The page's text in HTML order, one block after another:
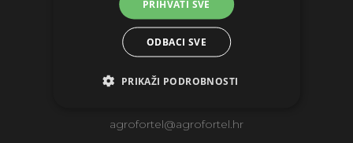
AGROFORTEL, S.R.O.
Slatinska 7
10360 Zagreb-Sesvete
agrofortel@agrofortel.hr
PRIHVATI SVE
ODBACI SVE
PRIKAŽI PODROBNOSTI